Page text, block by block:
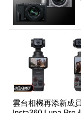
雲台相機再添新成